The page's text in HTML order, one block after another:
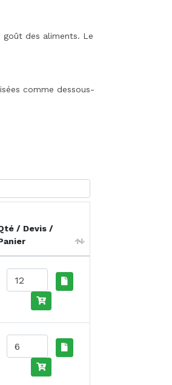
goût des aliments. Le
comme dessous-
/ Devis /